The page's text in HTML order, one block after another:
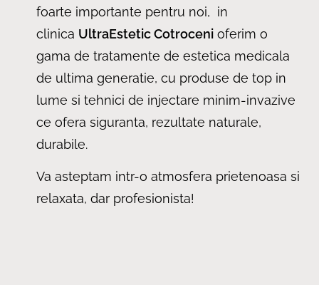
foarte importante pentru noi, in
clinica UltraEstetic Cotroceni oferim o
gama de tratamente de estetica medicala
de ultima generatie, cu produse de top in
lume si tehnici de injectare minim-invazive
ce ofera siguranta, rezultate naturale,
durabile.
Va asteptam intr-o atmosfera prietenoasa si
relaxata, dar profesionista!